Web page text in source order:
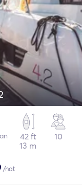
42 ft
13 m
10
/nat